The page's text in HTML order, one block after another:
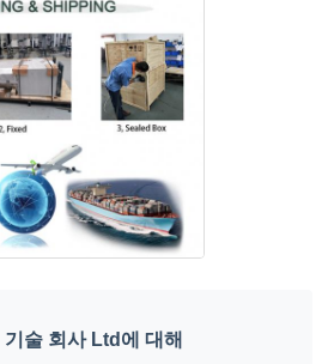
술 회사 Ltd에 대해